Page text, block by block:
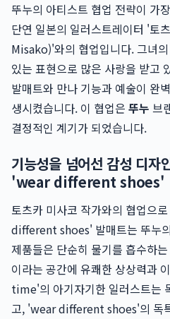
뚜누의 아티스트 협업 전략이 가
단연 일본의 일러스트레이터 '토
Misako)'와의 협업입니다. 그녀
있는 표현으로 많은 사랑을 받고
발매트와 만나 기능과 예술이 완
생시켰습니다. 이 협업은 뚜누 브
결정적인 계기가 되었습니다.
기능성을 넘어선 감성 디
'wear different shoes'
토츠카 미사코 작가와의 협업
different shoes' 발매트는 뚜누
제품들은 단순히 물기를 흡수하
이라는 공간에 유쾌한 상상력과
time'의 아기자기한 일러스트는
고, 'wear different shoes'의 독